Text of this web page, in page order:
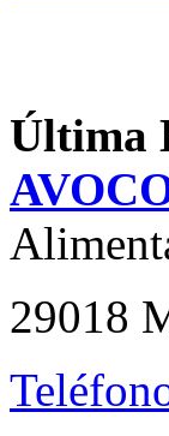
Última
29018